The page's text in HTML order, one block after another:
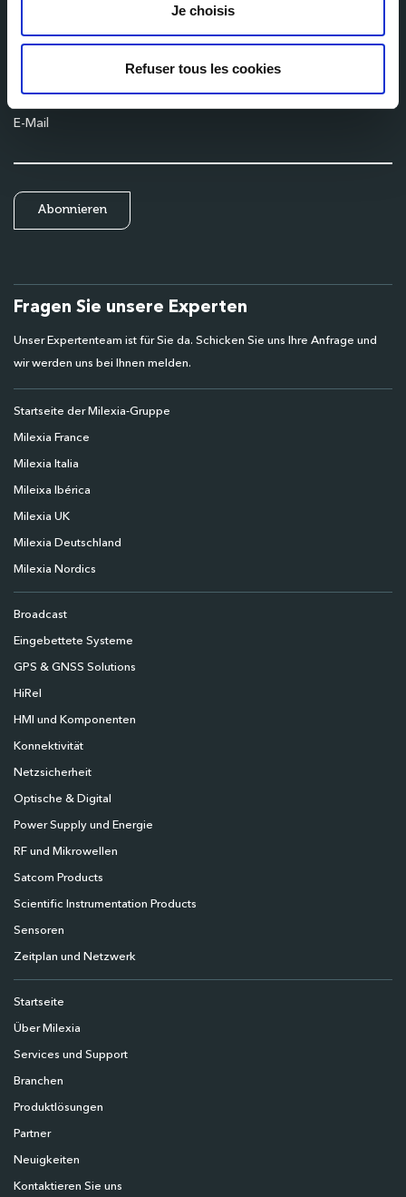
Je choisis
Refuser tous les cookies
Name
E-Mail
Fragen Sie unsere Experten
Unser Expertenteam ist für Sie da. Schicken Sie uns Ihre Anfrage und
wir werden uns bei Ihnen melden.
Startseite der Milexia-Gruppe
Milexia France
Milexia Italia
Mileixa Ibérica
Milexia UK
Milexia Deutschland
Milexia Nordics
Broadcast
Eingebettete Systeme
GPS & GNSS Solutions
HiRel
HMI und Komponenten
Konnektivität
Netzsicherheit
Optische & Digital
Power Supply und Energie
RF und Mikrowellen
Satcom Products
Scientific Instrumentation Products
Sensoren
Zeitplan und Netzwerk
Startseite
Über Milexia
Services und Support
Branchen
Produktlösungen
Partner
Neuigkeiten
Kontaktieren Sie uns